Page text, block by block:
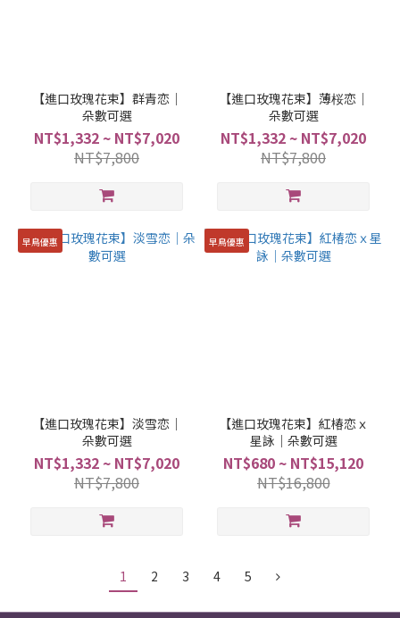
【進口玫瑰花束】群青恋｜
朵數可選
NT$1,332 ~ NT$7,020
NT$7,800
【進口玫瑰花束】薄桜恋｜
朵數可選
NT$1,332 ~ NT$7,020
NT$7,800
早鳥優惠
【進口玫瑰花束】淡雪恋｜
朵數可選
NT$1,332 ~ NT$7,020
NT$7,800
早鳥優惠
【進口玫瑰花束】紅椿恋ｘ
星詠｜朵數可選
NT$680 ~ NT$15,120
NT$16,800
1 2 3 4 5